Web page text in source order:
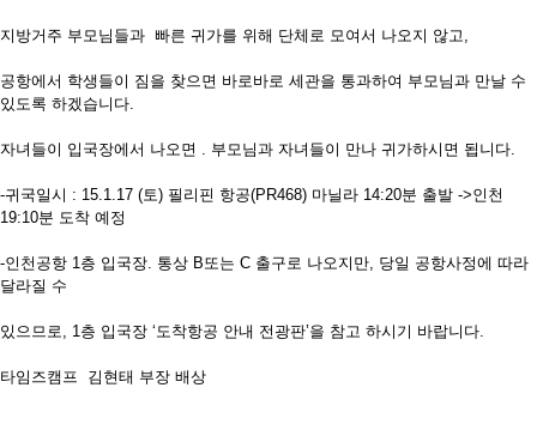
지방거주 부모님들과 빠른 귀가를 위해 단체로 모여서 나오지 않고,
공항에서 학생들이 짐을 찾으면 바로바로 세관을 통과하여 부모님과 만날 수
있도록 하겠습니다.
자녀들이 입국장에서 나오면 . 부모님과 자녀들이 만나 귀가하시면 됩니다.
-귀국일시 : 15.1.17 (토) 필리핀 항공(PR468) 마닐라 14:20분 출발 ->인천
19:10분 도착 예정
-인천공항 1층 입국장. 통상 B또는 C 출구로 나오지만, 당일 공항사정에 따라
달라질 수
있으므로, 1층 입국장 ‘도착항공 안내 전광판’을 참고 하시기 바랍니다.
타임즈캠프 김현태 부장 배상